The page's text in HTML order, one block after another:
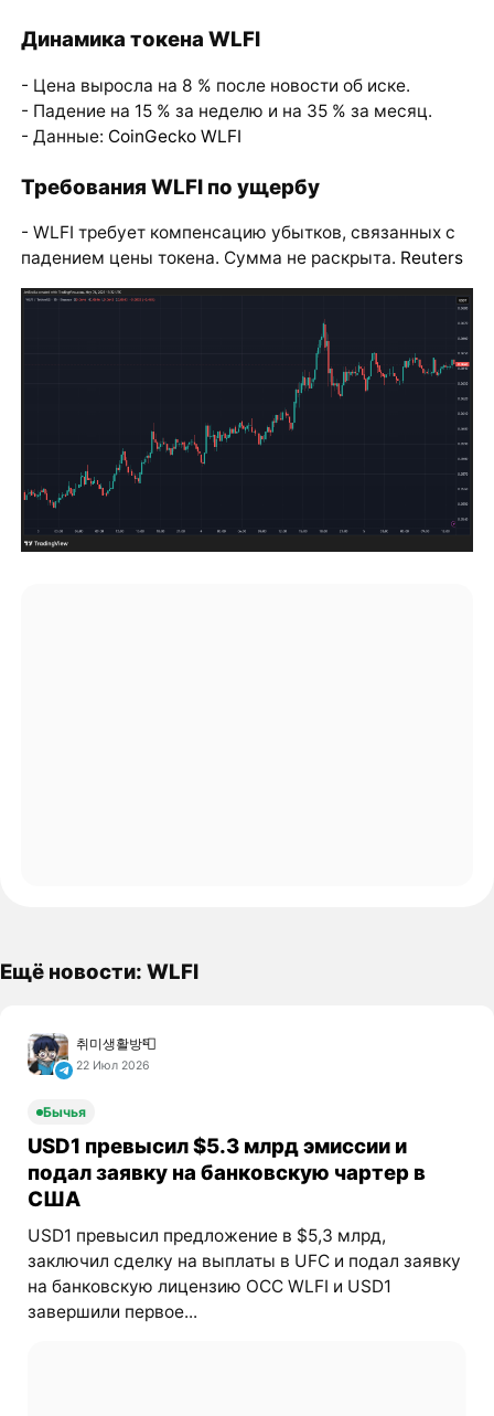
Динамика токена WLFI
- Цена выросла на 8 % после новости об иске.
- Падение на 15 % за неделю и на 35 % за месяц.
- Данные: CoinGecko WLFI
Требования WLFI по ущербу
- WLFI требует компенсацию убытков, связанных с
падением цены токена. Сумма не раскрыта. Reuters
Ещё новости: WLFI
취미생활방📮
22 Июл 2026
Бычья
USD1 превысил $5.3 млрд эмиссии и
подал заявку на банковскую чартер в
США
USD1 превысил предложение в $5,3 млрд,
заключил сделку на выплаты в UFC и подал заявку
на банковскую лицензию OCC WLFI и USD1
завершили первое...